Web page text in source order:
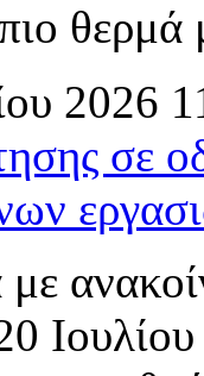
2026
σε